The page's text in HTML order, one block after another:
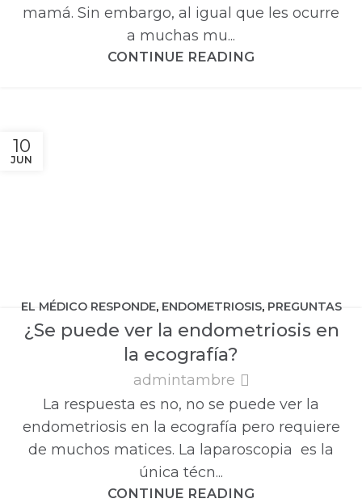
mamá. Sin embargo, al igual que les ocurre
a muchas mu...
CONTINUE READING
10
JUN
EL MÉDICO RESPONDE, ENDOMETRIOSIS, PREGUNTAS
FRECUENTES
¿Se puede ver la endometriosis en
la ecografía?
admintambre
La respuesta es no, no se puede ver la
endometriosis en la ecografía pero requiere
de muchos matices. La laparoscopia es la
única técn...
CONTINUE READING